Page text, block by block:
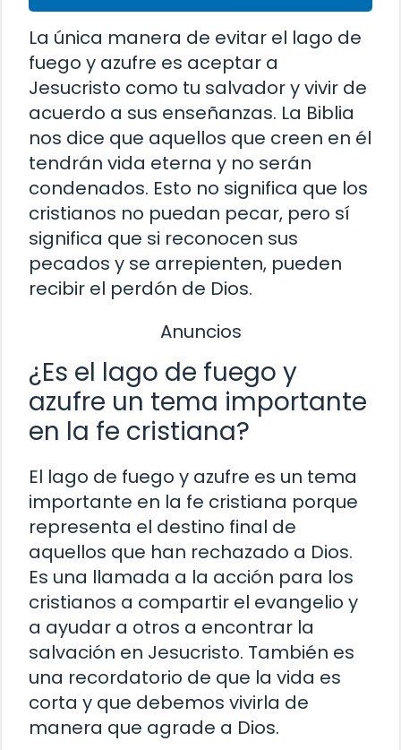
La única manera de evitar el lago de
fuego y azufre es aceptar a
Jesucristo como tu salvador y vivir de
acuerdo a sus enseñanzas. La Biblia
nos dice que aquellos que creen en él
tendrán vida eterna y no serán
condenados. Esto no significa que los
cristianos no puedan pecar, pero sí
significa que si reconocen sus
pecados y se arrepienten, pueden
recibir el perdón de Dios.
Anuncios
¿Es el lago de fuego y
azufre un tema importante
en la fe cristiana?
El lago de fuego y azufre es un tema
importante en la fe cristiana porque
representa el destino final de
aquellos que han rechazado a Dios.
Es una llamada a la acción para los
cristianos a compartir el evangelio y
a ayudar a otros a encontrar la
salvación en Jesucristo. También es
una recordatorio de que la vida es
corta y que debemos vivirla de
manera que agrade a Dios.